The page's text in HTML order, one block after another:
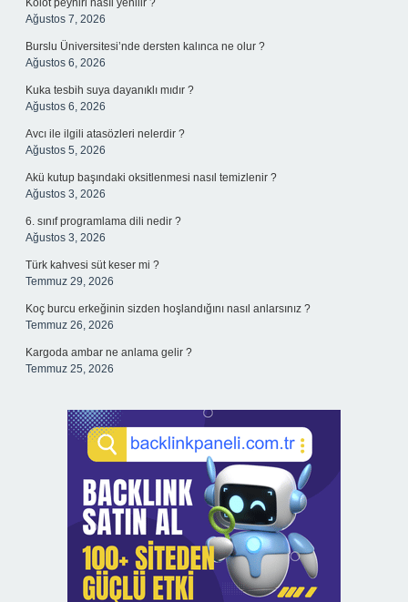
Kolot peyniri nasıl yenilir ?
Ağustos 7, 2026
Burslu Üniversitesi’nde dersten kalınca ne olur ?
Ağustos 6, 2026
Kuka tesbih suya dayanıklı mıdır ?
Ağustos 6, 2026
Avcı ile ilgili atasözleri nelerdir ?
Ağustos 5, 2026
Akü kutup başındaki oksitlenmesi nasıl temizlenir ?
Ağustos 3, 2026
6. sınıf programlama dili nedir ?
Ağustos 3, 2026
Türk kahvesi süt keser mi ?
Temmuz 29, 2026
Koç burcu erkeğinin sizden hoşlandığını nasıl anlarsınız ?
Temmuz 26, 2026
Kargoda ambar ne anlama gelir ?
Temmuz 25, 2026